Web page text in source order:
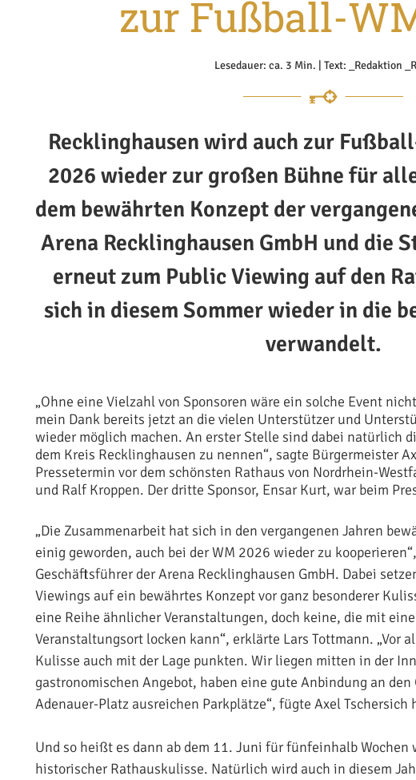
zur Fußball-
Lesedauer: ca. 3 Min. | Text: _Redaktion
Recklinghausen wird auch zur
2026 wieder zur großen Bühne für
dem bewährten Konzept der
Arena Recklinghausen GmbH und die
erneut zum Public Viewing auf den
sich in diesem Sommer wieder in die
verwandelt.
„Ohne eine Vielzahl von Sponsoren wäre ein solche Event
mein Dank bereits jetzt an die vielen Unterstützer und
wieder möglich machen. An erster Stelle sind dabei natürlich
dem Kreis Recklinghausen zu nennen“, sagte Bürgermeister
Pressetermin vor dem schönsten Rathaus von Nordrhein-
und Ralf Kroppen. Der dritte Sponsor, Ensar Kurt, war beim
„Die Zusammenarbeit hat sich in den vergangenen Jahren
einig geworden, auch bei der WM 2026 wieder zu
Geschäftsführer der Arena Recklinghausen GmbH. Dabei
Viewings auf ein bewährtes Konzept vor ganz besonderer
eine Reihe ähnlicher Veranstaltungen, doch keine, die mit
Veranstaltungsort locken kann“, erklärte Lars Tottmann. „Vor
Kulisse auch mit der Lage punkten. Wir liegen mitten in der
gastronomischen Angebot, haben eine gute Anbindung an den
Adenauer-Platz ausreichen Parkplätze“, fügte Axel Tschersich
Und so heißt es dann ab dem 11. Juni für fünfeinhalb Wochen
historischer Rathauskulisse. Natürlich wird auch in diesem